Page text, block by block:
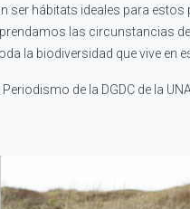
hábitats ideales para estos
las circunstancias
la biodiversidad que vive en
de la DGDC de la